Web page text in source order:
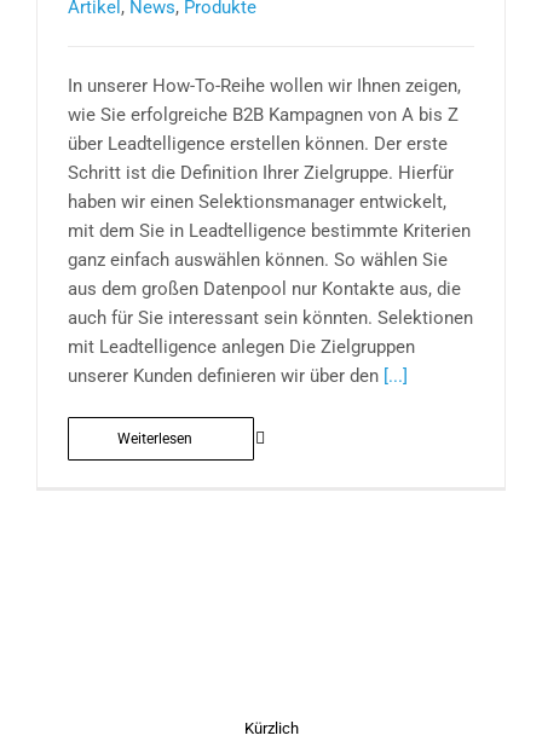
Artikel , News, Produkte
In unserer How-To-Reihe wollen wir Ihnen zeigen,
wie Sie erfolgreiche B2B Kampagnen von A bis Z
über Leadtelligence erstellen können. Der erste
Schritt ist die Definition Ihrer Zielgruppe. Hierfür
haben wir einen Selektionsmanager entwickelt,
mit dem Sie in Leadtelligence bestimmte Kriterien
ganz einfach auswählen können. So wählen Sie
aus dem großen Datenpool nur Kontakte aus, die
auch für Sie interessant sein könnten. Selektionen
mit Leadtelligence anlegen Die Zielgruppen
unserer Kunden definieren wir über den [...]
Weiterlesen
Kürzlich